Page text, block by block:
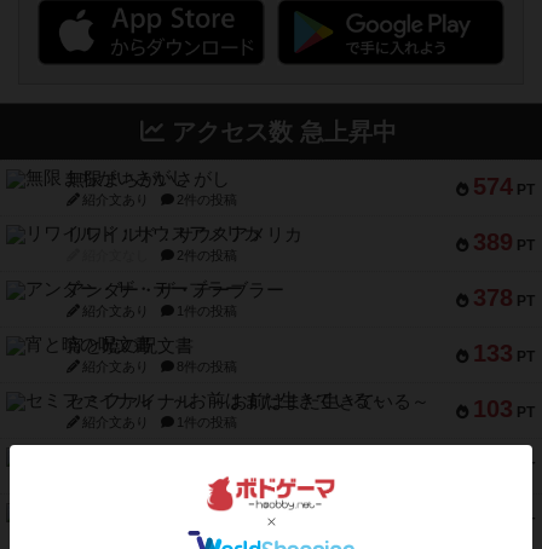
アクセス数 急上昇中
574 PT
無限まちがいさがし
紹介文あり 2件の投稿
389 PT
リワイルド：サウスアメリカ
2件の投稿
378 PT
アンダー・ザ・テーブラー
紹介文あり 1件の投稿
133 PT
宵と暁の呪文書
紹介文あり 8件の投稿
103 PT
セミファイナル ～お前はまだ生きている～
紹介文あり 1件の投稿
PT
1件の投稿
PT
1件の投稿